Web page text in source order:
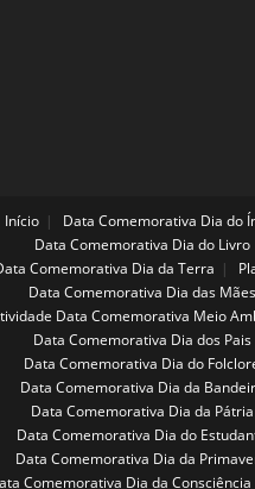
Início
Data Comemorativa Dia do
Data Comemorativa Dia do Livro
Comemorativa Dia da Terra
Data Comemorativa Dia das Mães
Data Comemorativa Meio
Data Comemorativa Dia dos Pais
Data Comemorativa Dia do
Data Comemorativa Dia da
Data Comemorativa Dia da Pátria
Data Comemorativa Dia do
Data Comemorativa Dia da
Comemorativa Dia da